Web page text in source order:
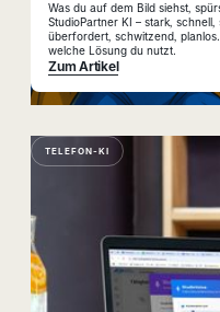
Was du auf dem Bild siehst,
StudioPartner KI – stark,
überfordert, schwitzend,
welche Lösung du nutzt.
Zum Artikel
TELEFON-KI